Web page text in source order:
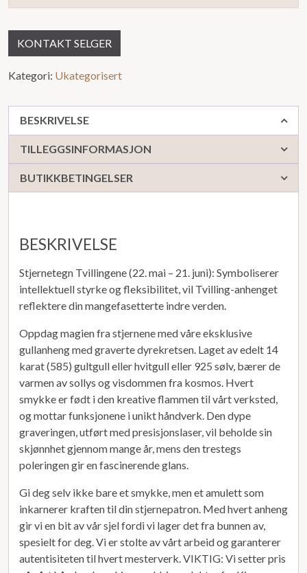
KONTAKT SELGER
Kategori: Ukategorisert
BESKRIVELSE
TILLEGGSINFORMASJON
BUTIKKBETINGELSER
BESKRIVELSE
Stjernetegn Tvillingene (22. mai – 21. juni): Symboliserer
intellektuell styrke og fleksibilitet, vil Tvilling-anhenget
reflektere din mangefasetterte indre verden.
Oppdag magien fra stjernene med våre eksklusive
gullanheng med graverte dyrekretsen. Laget av edelt 14
karat (585) gultgull eller hvitgull eller 925 sølv, bærer de
varmen av sollys og visdommen fra kosmos. Hvert
smykke er født i den kreative flammen til vårt verksted,
og mottar funksjonene i unikt håndverk. Den dype
graveringen, utført med presisjonslaser, vil beholde sin
skjønnhet gjennom mange år, mens den trestegs
poleringen gir en fascinerende glans.
Gi deg selv ikke bare et smykke, men et amulett som
inkarnerer kraften til din stjernepatron. Med hvert anheng
gir vi en bit av vår sjel fordi vi lager det fra bunnen av,
spesielt for deg. Vi er stolte av vårt arbeid og garanterer
autentisiteten til hvert mesterverk. VIKTIG: Vi setter pris